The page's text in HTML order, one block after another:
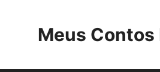
Meus Contos